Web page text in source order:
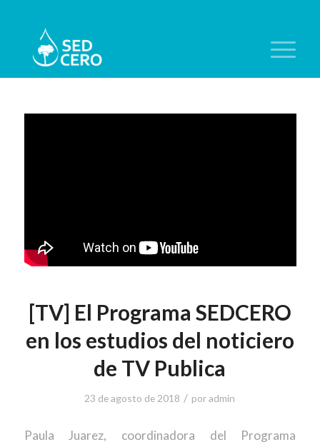
[TV] El Programa SEDCERO
en los estudios del noticiero
de TV Publica
23 de agosto de 2018 / poradmin
Paula Juarez, coordinadora del Programa